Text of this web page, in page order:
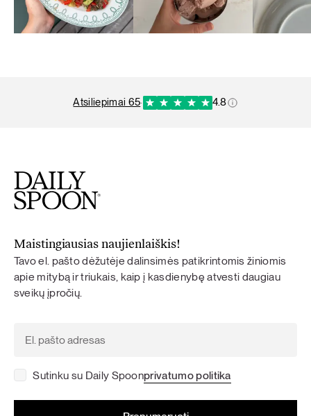
atsiliepimai 65· 4.8
Maistingiausias naujienlaiškis!
Tavo el. pašto dėžutėje dalinsimės patikrintomis žiniomis
apie mitybą ir triukais, kaip į kasdienybę atvesti daugiau
sveikų įpročių.
Sutinku su Daily Spoonprivatumo politika